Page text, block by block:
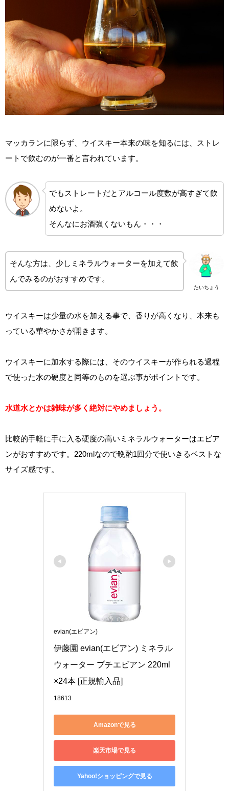
マッカランに限らず、ウイスキー本来の味を知るには、ストレ
ートで飲むのが一番と言われています。
でもストレートだとアルコール度数が高すぎて飲
めないよ。
そんなにお酒強くないもん・・・
たいちょう
そんな方は、少しミネラルウォーターを加えて飲
んでみるのがおすすめです。
ウイスキーは少量の水を加える事で、香りが高くなり、本来も
っている華やかさが開きます。
ウイスキーに加水する際には、そのウイスキーが作られる過程
で使った水の硬度と同等のものを選ぶ事がポイントです。
水道水とかは雑味が多く絶対にやめましょう。
比較的手軽に手に入る硬度の高いミネラルウォーターはエビア
ンがおすすめです。220mlなので晩酌1回分で使いきるベストな
サイズ感です。
evian(エビアン)
伊藤園 evian(エビアン) ミネラル
ウォーター プチエビアン 220ml
×24本 [正規輸入品]
18613
Amazonで見る
楽天市場で見る
Yahoo!ショッピングで見る